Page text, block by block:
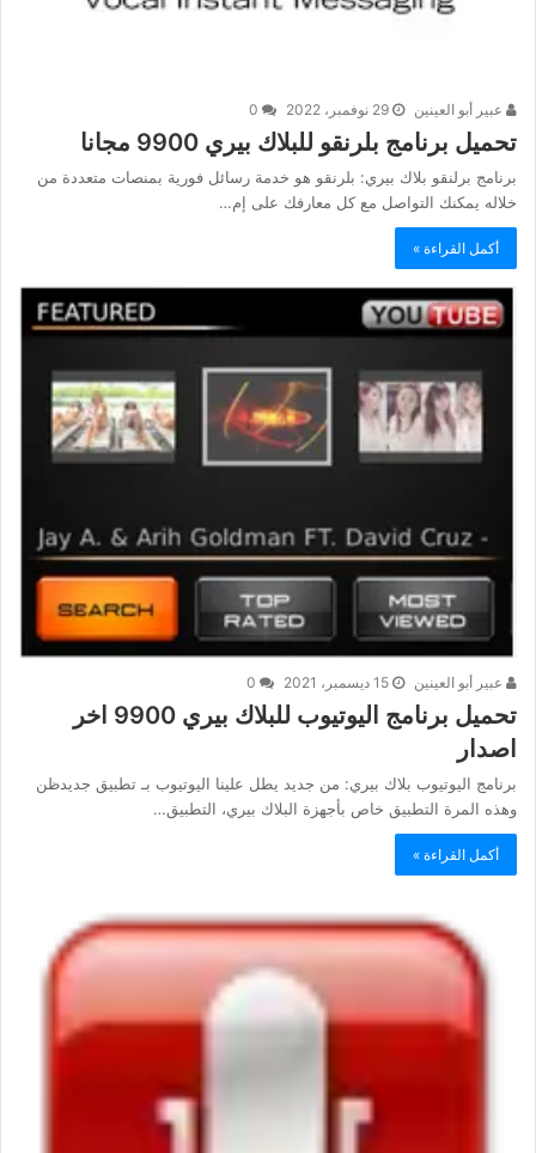
عبير أبو العينين 29 نوفمبر، 2022
تحميل برنامج بلرنقو للبلاك بيري 9900 مجانا
برنامج برلنقو بلاك بيري: بلرنقو هو خدمة رسائل فورية بمنصات متعددة من
خلاله يمكنك التواصل مع كل معارفك على إم…
أكمل القراءة »
عبير أبو العينين 15 ديسمبر، 2021
تحميل برنامج اليوتيوب للبلاك بيري 9900 اخر
اصدار
برنامج اليوتيوب بلاك بيري: من جديد يطل علينا اليوتيوب بـ تطبيق جديدظن
وهذه المرة التطبيق خاص بأجهزة البلاك بيري، التطبيق…
أكمل القراءة »